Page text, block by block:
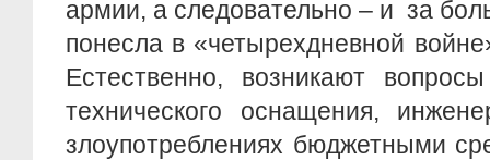
армии, а следовательно – и за
понесла в «четырехдневной
Естественно, возникают
технического оснащения,
злоупотреблениях бюджетными